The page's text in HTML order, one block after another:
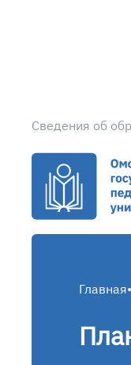
Сведения об
Главная•